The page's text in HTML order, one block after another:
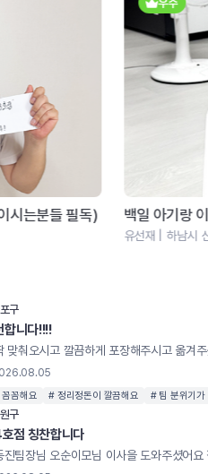
랑 이사 성공, 진짜 놀다 왔어요!
하남시 신평로 | 2026.05
구
합니다!!!!
꼼해요 # 정리정돈이 깔끔해요 # 팀 분위기가
구
점 칭찬합니다